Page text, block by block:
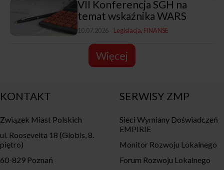
VII Konferencja SGH na
temat wskaźnika WARS
10.07.2026 Legislacja FINANSE
Więcej
KONTAKT
Związek Miast Polskich
ul. Roosevelta 18 (Globis, 8.
piętro)
60-829 Poznań
SERWISY ZMP
Sieci Wymiany Doświadczeń
EMPIRIE
Monitor Rozwoju Lokalnego
Forum Rozwoju Lokalnego